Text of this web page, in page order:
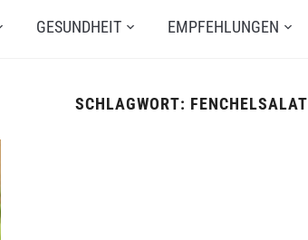
GESUNDHEIT EMPFEHLUNGEN
SCHLAGWORT: FENCHELSALAT